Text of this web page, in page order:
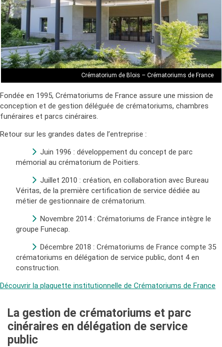
Crématorium de Blois – Crématoriums de France
Fondée en 1995, Crématoriums de France assure une mission de
conception et de gestion déléguée de crématoriums, chambres
funéraires et parcs cinéraires.
Retour sur les grandes dates de l’entreprise :
Juin 1996 : développement du concept de parc
mémorial au crématorium de Poitiers.
Juillet 2010 : création, en collaboration avec Bureau
Véritas, de la première certification de service dédiée au
métier de gestionnaire de crématorium.
Novembre 2014 : Crématoriums de France intègre le
groupe Funecap.
Décembre 2018 : Crématoriums de France compte 35
crématoriums en délégation de service public, dont 4 en
construction.
Découvrir la plaquette institutionnelle de Crématoriums de France
La gestion de crématoriums et parc
cinéraires en délégation de service
public